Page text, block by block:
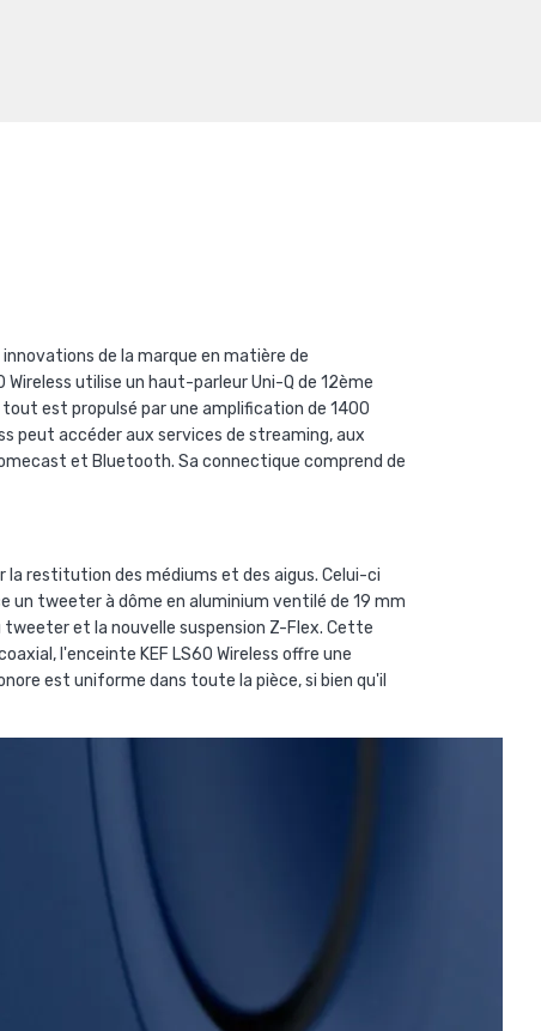
de la marque en matière de
utilise un haut-parleur Uni-Q de 12ème
est propulsé par une amplification de 1400
peut accéder aux services de streaming, aux
et Bluetooth. Sa connectique comprend de
la restitution des médiums et des aigus. Celui-ci
un tweeter à dôme en aluminium ventilé de 19 mm
et la nouvelle suspension Z-Flex. Cette
l'enceinte KEF LS60 Wireless offre une
est uniforme dans toute la pièce, si bien qu'il